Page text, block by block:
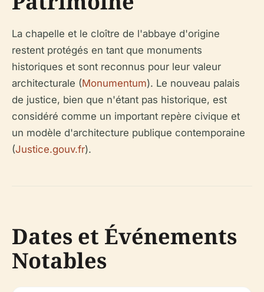
La chapelle et le cloître de l'abbaye d'origine
restent protégés en tant que monuments
historiques et sont reconnus pour leur valeur
architecturale (Monumentum). Le nouveau palais
de justice, bien que n'étant pas historique, est
considéré comme un important repère civique et
un modèle d'architecture publique contemporaine
(Justice.gouv.fr).
Dates et Événements
Notables